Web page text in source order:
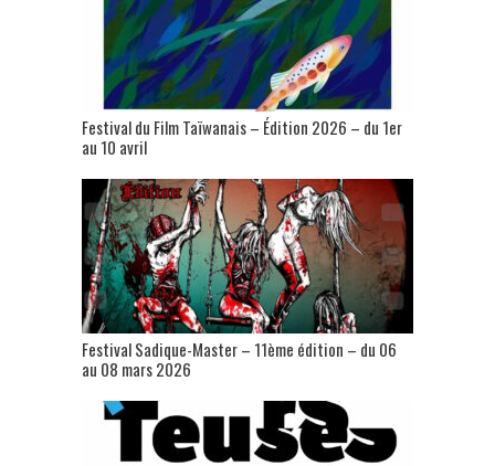
Festival du Film Taïwanais – Édition 2026 – du 1er
au 10 avril
Festival Sadique-Master – 11ème édition – du 06
au 08 mars 2026